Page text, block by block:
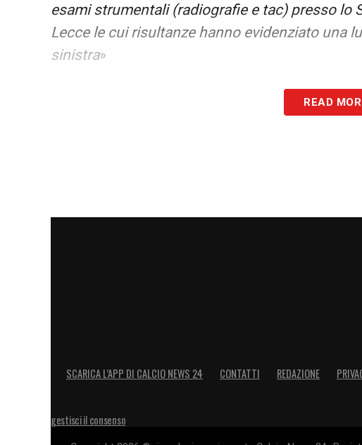
esami strumentali (radiografie e tac) presso lo
Lecce le cui risultanze hanno evidenziato una
sinistra»
LA PLAYLIST DELLE NOSTRE TOP NEWSREAD
SCARICA L’APP DI CALCIO NEWS 24 CONTATTI REDAZIONE
gestisci il consenso